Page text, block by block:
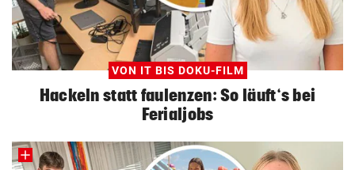
VON IT BIS DOKU-FILM
Hackeln statt faulenzen: So läuft‘s bei
Ferialjobs